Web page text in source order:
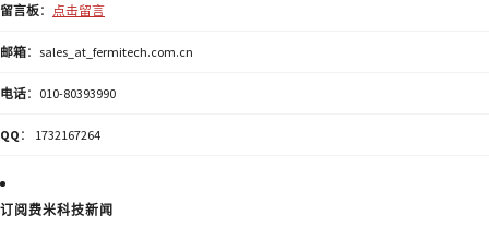
留言板： 点击留言
邮箱：sales_at_fermitech.com.cn
电话：010-80393990
QQ ： 1732167264
订阅费米科技新闻